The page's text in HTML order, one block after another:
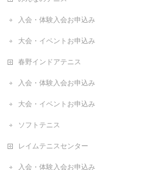
入会・体験入会お申込み
大会・イベントお申込み
春野インドアテニス
入会・体験入会お申込み
大会・イベントお申込み
ソフトテニス
レイムテニスセンター
入会・体験入会お申込み